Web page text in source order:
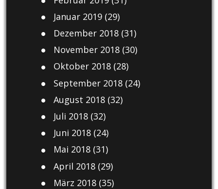
Januar 2019(29)
Dezember 2018(31)
November 2018(30)
Oktober 2018(28)
September 2018(24)
August 2018(32)
Juli 2018(32)
Juni 2018(24)
Mai 2018(31)
April 2018(29)
März 2018(35)